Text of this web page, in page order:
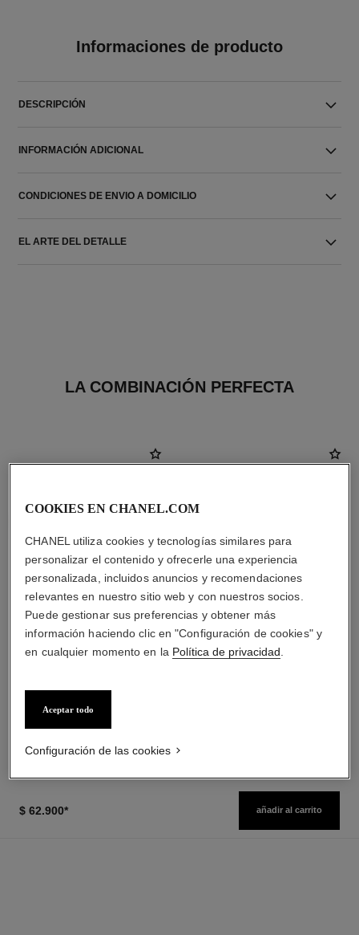
Informaciones de producto
DESCRIPCIÓN
INFORMACIÓN ADICIONAL
CONDICIONES DE ENVIO A DOMICILIO
EL ARTE DEL DETALLE
LA COMBINACIÓN PERFECTA
poudre universelle libre
Natural. Formato Viaje
6 tonos disponibles
($11917/g)
Ver información
hydra beauty micro sérum
$ 62.900* añadir al carrito
COOKIES EN CHANEL.COM
CHANEL utiliza cookies y tecnologías similares para
personalizar el contenido y ofrecerle una experiencia
personalizada, incluidos anuncios y recomendaciones
relevantes en nuestro sitio web y con nuestros socios.
Puede gestionar sus preferencias y obtener más
información haciendo clic en "Configuración de cookies" y
en cualquier momento en la Política de privacidad
Aceptar todo
Configuración de las cookies